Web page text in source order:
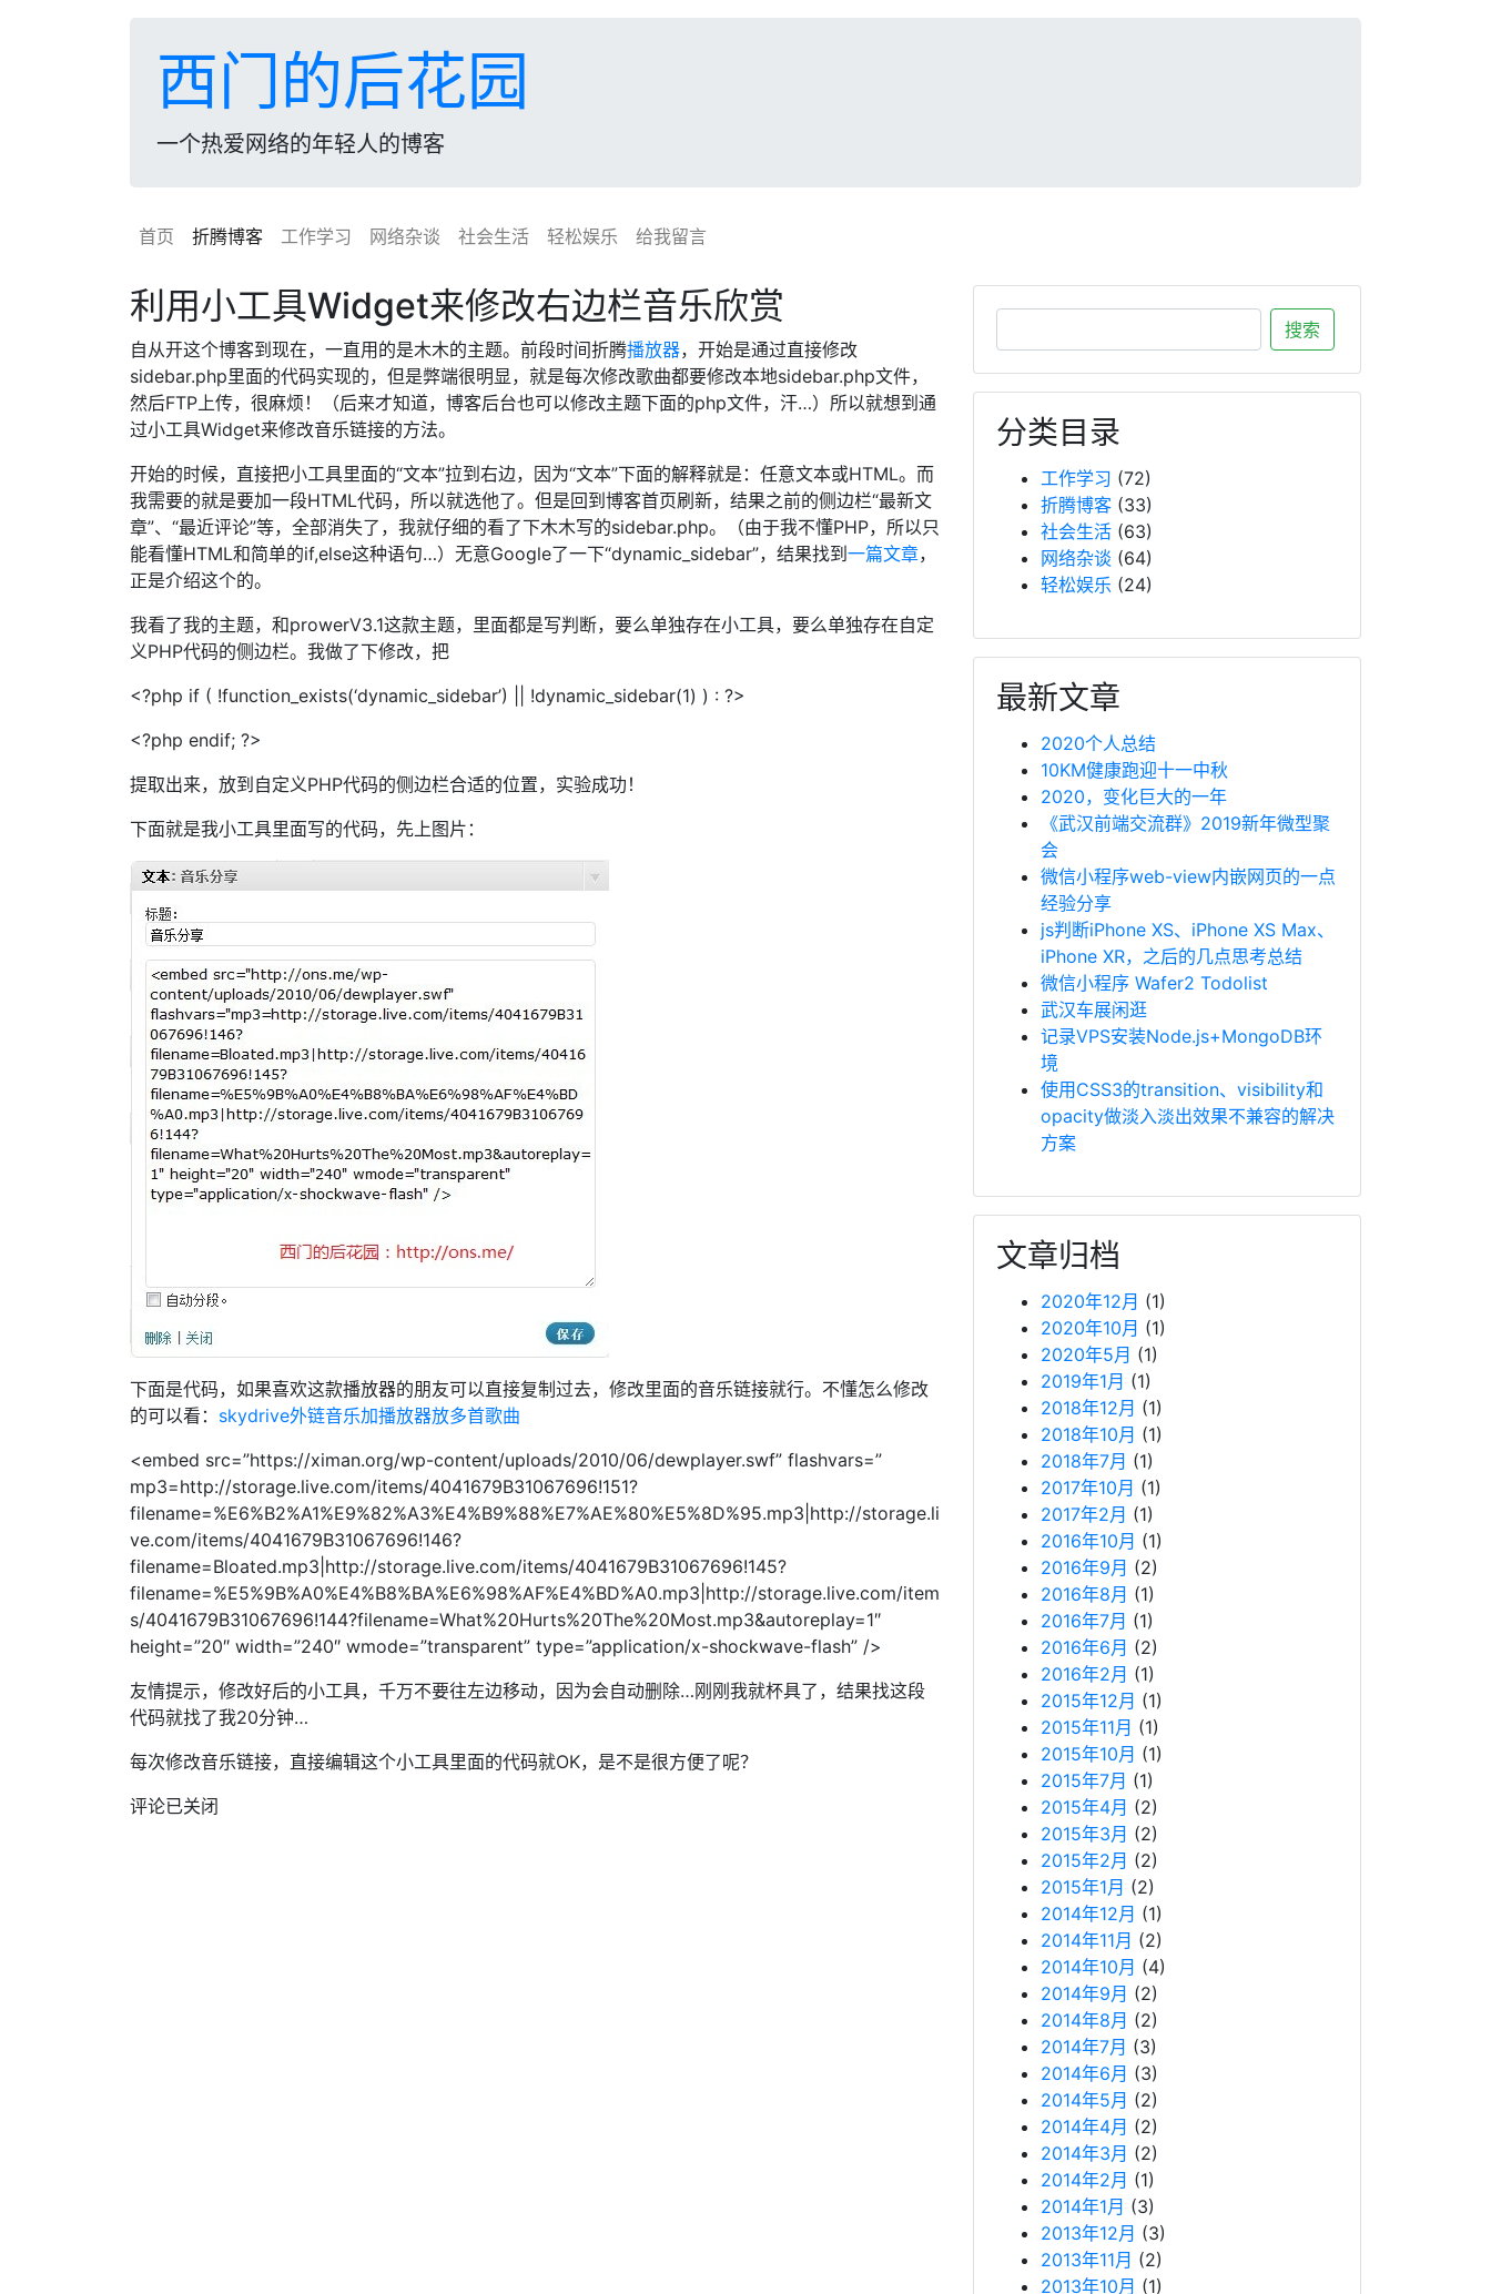
西门的后花园
一个热爱网络的年轻人的博客
首页 折腾博客 工作学习 网络杂谈 社会生活 轻松娱乐 给我留言
利用小工具Widget来修改右边栏音乐欣赏
自从开这个博客到现在，一直用的是木木的主题。前段时间折腾播放器，开始是通过直接修改
sidebar.php里面的代码实现的，但是弊端很明显，就是每次修改歌曲都要修改本地sidebar.php文件，
然后FTP上传，很麻烦！（后来才知道，博客后台也可以修改主题下面的php文件，汗…）所以就想到通
过小工具Widget来修改音乐链接的方法。
开始的时候，直接把小工具里面的“文本”拉到右边，因为“文本”下面的解释就是：任意文本或HTML。而
我需要的就是要加一段HTML代码，所以就选他了。但是回到博客首页刷新，结果之前的侧边栏“最新文
章”、“最近评论”等，全部消失了，我就仔细的看了下木木写的sidebar.php。（由于我不懂PHP，所以只
能看懂HTML和简单的if,else这种语句…）无意Google了一下“dynamic_sidebar”，结果找到 一篇文章，
正是介绍这个的。
我看了我的主题，和prowerV3.1这款主题，里面都是写判断，要么单独存在小工具，要么单独存在自定
义PHP代码的侧边栏。我做了下修改，把
<?php if ( !function_exists(‘dynamic_sidebar’) || !dynamic_sidebar(1) ) : ?>
<?php endif; ?>
提取出来，放到自定义PHP代码的侧边栏合适的位置，实验成功！
下面就是我小工具里面写的代码，先上图片：
下面是代码，如果喜欢这款播放器的朋友可以直接复制过去，修改里面的音乐链接就行。不懂怎么修改
的可以看： skydrive外链音乐加播放器放多首歌曲
<embed src=”https://ximan.org/wp-content/uploads/2010/06/dewplayer.swf” flashvars=”
mp3=http://storage.live.com/items/4041679B31067696!151?
filename=%E6%B2%A1%E9%82%A3%E4%B9%88%E7%AE%80%E5%8D%95.mp3|http://storage.li
ve.com/items/4041679B31067696!146?
filename=Bloated.mp3|http://storage.live.com/items/4041679B31067696!145?
filename=%E5%9B%A0%E4%B8%BA%E6%98%AF%E4%BD%A0.mp3|http://storage.live.com/item
s/4041679B31067696!144?filename=What%20Hurts%20The%20Most.mp3&autoreplay=1″
height=”20″ width=”240″ wmode=”transparent” type=”application/x-shockwave-flash” />
友情提示，修改好后的小工具，千万不要往左边移动，因为会自动删除…刚刚我就杯具了，结果找这段
代码就找了我20分钟…
每次修改音乐链接，直接编辑这个小工具里面的代码就OK，是不是很方便了呢？
评论已关闭
分类目录
工作学习 (72)
折腾博客 (33)
社会生活 (63)
网络杂谈 (64)
轻松娱乐 (24)
最新文章
2020个人总结
10KM健康跑迎十一中秋
2020，变化巨大的一年
《武汉前端交流群》2019新年微型聚
会
微信小程序web-view内嵌网页的一点
经验分享
js判断iPhone XS、iPhone XS Max、
iPhone XR，之后的几点思考总结
微信小程序 Wafer2 Todolist
武汉车展闲逛
记录VPS安装Node.js+MongoDB环
境
使用CSS3的transition、visibility和
opacity做淡入淡出效果不兼容的解决
方案
文章归档
2020年12月 (1)
2020年10月 (1)
2020年5月 (1)
2019年1月 (1)
2018年12月 (1)
2018年10月 (1)
2018年7月 (1)
2017年10月 (1)
2017年2月 (1)
2016年10月 (1)
2016年9月 (2)
2016年8月 (1)
2016年7月 (1)
2016年6月 (2)
2016年2月 (1)
2015年12月 (1)
2015年11月 (1)
2015年10月 (1)
2015年7月 (1)
2015年4月 (2)
2015年3月 (2)
2015年2月 (2)
2015年1月 (2)
2014年12月 (1)
2014年11月 (2)
2014年10月 (4)
2014年9月 (2)
2014年8月 (2)
2014年7月 (3)
2014年6月 (3)
2014年5月 (2)
2014年4月 (2)
2014年3月 (2)
2014年2月 (1)
2014年1月 (3)
2013年12月 (3)
2013年11月 (2)
2013年10月 (1)